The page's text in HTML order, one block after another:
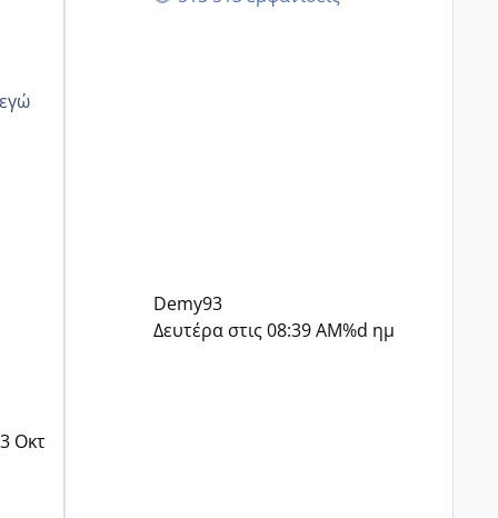
Οκτ
@Παρασκευαιδου @Zenia z
Demy93
Δευτέρα στις 08:39 AM%d ημ